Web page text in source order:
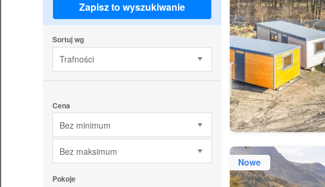
Zapisz to wyszukiwanie
Sortuj wg
Trafności
Cena
Bez minimum
Bez maksimum
Pokoje
Nowe